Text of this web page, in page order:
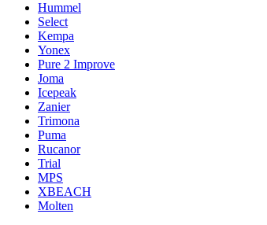
Hummel
Select
Kempa
Yonex
Pure 2 Improve
Joma
Icepeak
Zanier
Trimona
Puma
Rucanor
Trial
MPS
XBEACH
Molten